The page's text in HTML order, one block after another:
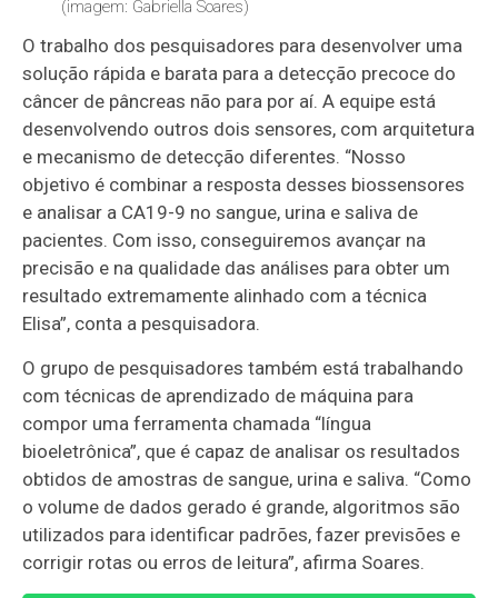
(imagem: Gabriella Soares)
O trabalho dos pesquisadores para desenvolver uma
solução rápida e barata para a detecção precoce do
câncer de pâncreas não para por aí. A equipe está
desenvolvendo outros dois sensores, com arquitetura
e mecanismo de detecção diferentes. “Nosso
objetivo é combinar a resposta desses biossensores
e analisar a CA19-9 no sangue, urina e saliva de
pacientes. Com isso, conseguiremos avançar na
precisão e na qualidade das análises para obter um
resultado extremamente alinhado com a técnica
Elisa”, conta a pesquisadora.
O grupo de pesquisadores também está trabalhando
com técnicas de aprendizado de máquina para
compor uma ferramenta chamada “língua
bioeletrônica”, que é capaz de analisar os resultados
obtidos de amostras de sangue, urina e saliva. “Como
o volume de dados gerado é grande, algoritmos são
utilizados para identificar padrões, fazer previsões e
corrigir rotas ou erros de leitura”, afirma Soares.